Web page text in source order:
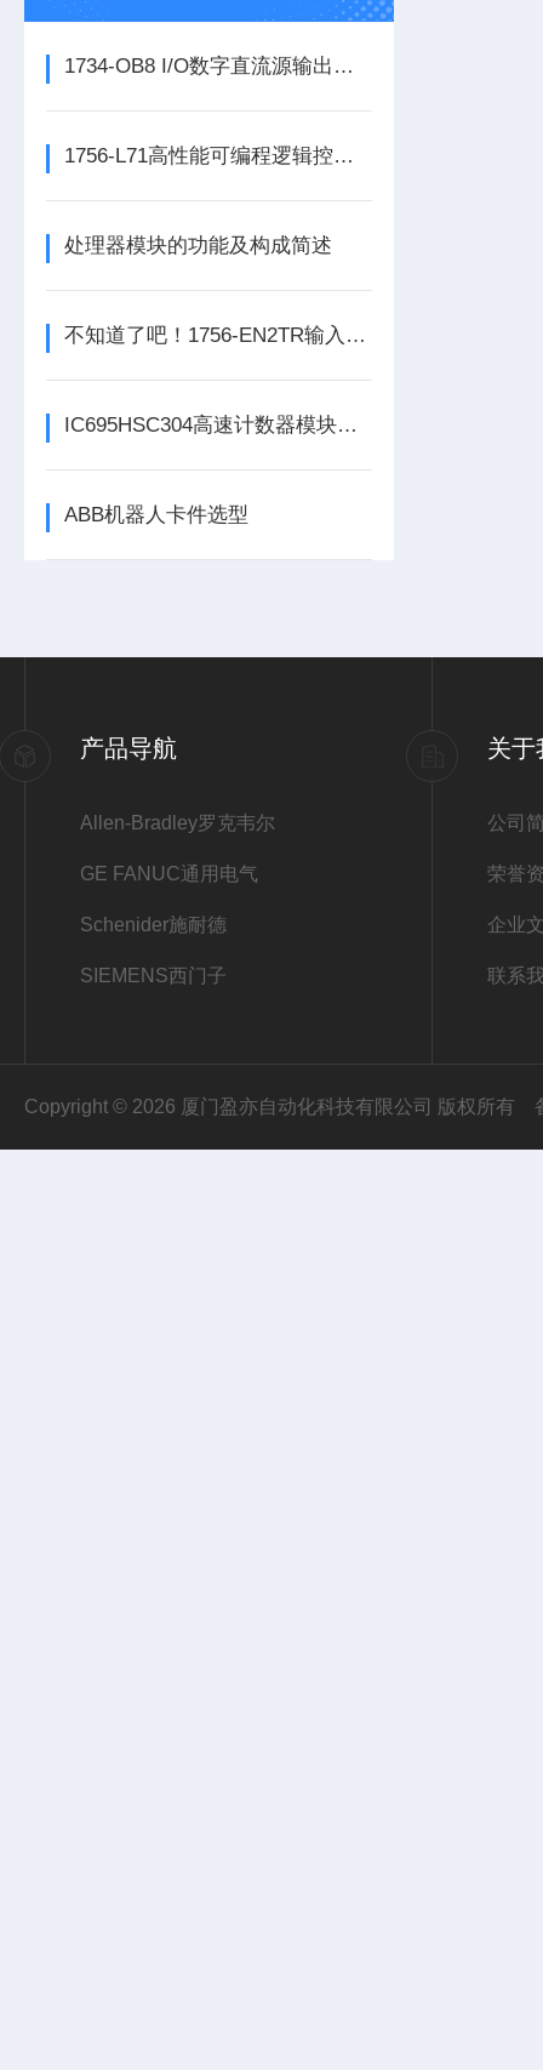
1734-OB8 I/O数字直流源输出模块的正确安装步骤分享
1756-L71高性能可编程逻辑控制器的常见维护保养方法分享
处理器模块的功能及构成简述
不知道了吧！1756-EN2TR输入模块是数控系统动力的保障
IC695HSC304高速计数器模块为控制系统提供关键反馈
ABB机器人卡件选型
产品导航
Allen-Bradley罗克韦尔
GE FANUC通用电气
Schenider施耐德
SIEMENS西门子
关于
公司
荣誉
企业
联系
Copyright © 2026 厦门盈亦自动化科技有限公司 版权所有